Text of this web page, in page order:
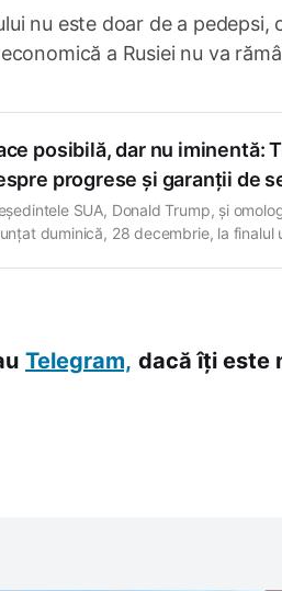
nu este doar de a pedepsi,
a Rusiei nu va
posibilă, dar nu iminentă:
progrese și garanții de
SUA, Donald Trump, și
duminică, 28 decembrie, la finalul
Telegram, dacă îți este